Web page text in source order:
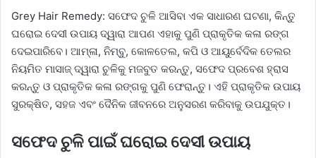
Grey Hair Remedy: ସଫେଦ ଚୁଳି ଆସିବା ଏକ ସାଧାରଣ ଘଟଣା, କିନ୍ତୁ
ଘରୋଇ ଦେସୀ ଉପାୟ ଦ୍ୱାରା ଆପଣ ଏହାକୁ ପୁଣି ପ୍ରାକୃତିକ କଳା ରଙ୍ଗ
ଦେଇପାରିବେ। ଆମ୍ଳା, ନିମ୍ବୁ, କୋଳତେଲ, କପି ଓ ଆୟୁର୍ବେଦିକ ତେଲର
ନିୟମିତ ମାସାଜ୍ ଦ୍ୱାରା ଚୁଳିକୁ ମଜବୁତ କରନ୍ତୁ, ସଫେଦ ପ୍ରବେଶ ହ୍ରାସ
କରନ୍ତୁ ଓ ପ୍ରାକୃତିକ କଳା ରଙ୍ଗକୁ ପୁଣି ଫେରାନ୍ତୁ। ଏହି ପ୍ରାକୃତିକ ଉପାୟ
ସୁରକ୍ଷିତ, ସହଜ ଏବଂ ଦୈନିକ ଜୀବନରେ ଅନୁସରଣ କରିବାକୁ ଉପଯୁକ୍ତ।
ସଫେଦ ଚୁଳି ପାଇଁ ଘରୋଇ ଦେସୀ ଉପାୟ